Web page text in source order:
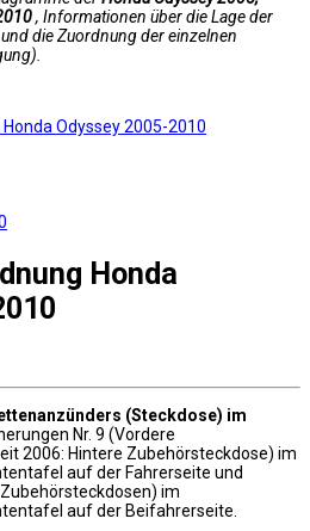
, Informationen über die Lage der
die Zuordnung der einzelnen
Odyssey 2005-2010
Honda
(Steckdose) im
Nr. 9 (Vordere
2006: Hintere Zubehörsteckdose) im
auf der Fahrerseite und
im
auf der Beifahrerseite.